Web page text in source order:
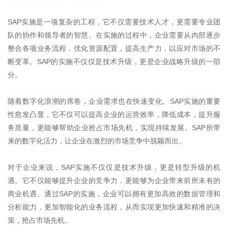
SAP实施是一项复杂的工程，它不仅需要技术人才，更需要专业团
队的协作和领导者的智慧。在实施的过程中，企业需要从内部逐步
整合各项业务流程，优化资源配置，提高生产力，以应对市场的不
断变革。 SAP的实施不仅仅是技术升级，更是企业战略升级的一部
分。
随着数字化浪潮的席卷，企业需求也在快速变化。 SAP实施的重要
性愈发凸显，它不仅可以提高企业的运营效率，降低成本，提升服
务质量，更能够帮助企业抢占市场先机，实现持续发展。 SAP所带
来的数字化活力，让企业在激烈的市场竞争中脱颖而出。
对于企业来说， SAP实施不仅仅是技术升级，更是转型升级的机
遇。它不仅能够提升企业的竞争力，更能够为企业带来前所未有的
商业机遇。通过SAP的实施，企业可以拥有更加高效的数据管理和
分析能力，更加智能化的业务流程，从而实现更加快速和精准的决
策，抢占市场先机。